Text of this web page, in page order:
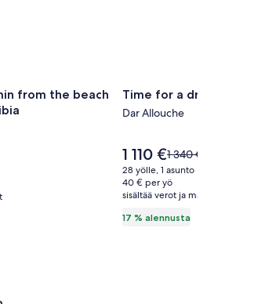
from the beach
Time
for
dream
kuvagalleria
Time for a dream
Dar Allouche
17 % alennusta
Hinta
on
1 110 €
1 110 €Hinta
oli
1 340 €,
katso
perushinnasta.
1 340 €
28 yölle, 1 asunto
40 € per yö
sisältää verot ja maksut